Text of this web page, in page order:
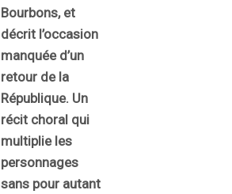
Bourbons, et
décrit l’occasion
manquée d’un
retour de la
République. Un
récit choral qui
multiplie les
personnages
sans pour autant